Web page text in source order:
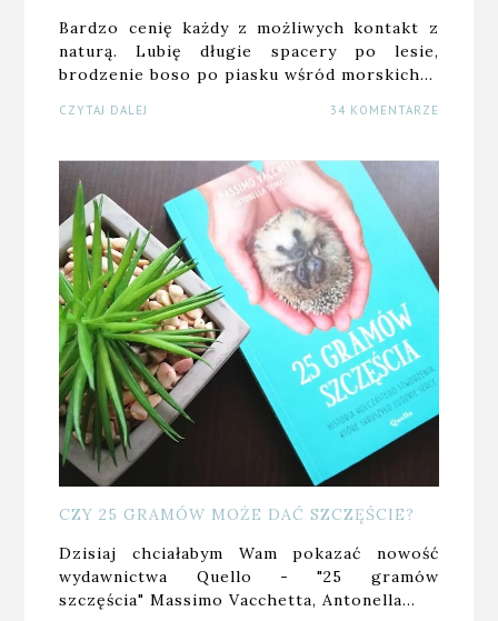
Bardzo cenię każdy z możliwych kontakt z
naturą. Lubię długie spacery po lesie,
brodzenie boso po piasku wśród morskich…
CZYTAJ DALEJ 34 KOMENTARZE
CZY 25 GRAMÓW MOŻE DAĆ SZCZĘŚCIE?
Dzisiaj chciałabym Wam pokazać nowość
wydawnictwa Quello - "25 gramów
szczęścia" Massimo Vacchetta, Antonella…